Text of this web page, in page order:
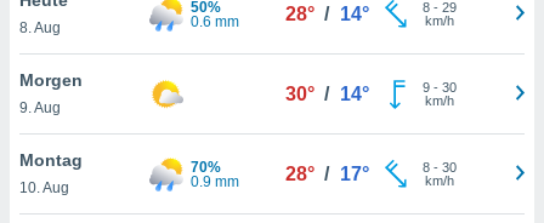
oder
Partner
es uns
das
der
Profil zu
Ihnen
8. Aug
50%
0.6 mm
28° / 14° 8- 29
km/h
Morgen
9. Aug
30° / 14° 9- 30
km/h
Montag
10. Aug
70%
0.9 mm
28° / 17° 8- 30
km/h